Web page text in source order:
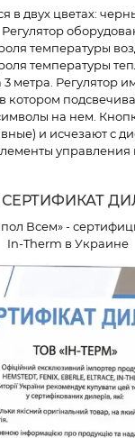
в двух цветах:
температуры
температуры
3 метра. Регулятор
котором
на нем.
и исчезают с
управления
Всем» -
In-Therm в Украине